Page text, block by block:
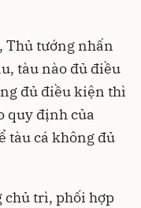
Thủ tướng nhấn
tàu nào đủ điều
đủ điều kiện thì
quy định của
tàu cá không đủ
chủ trì, phối hợp